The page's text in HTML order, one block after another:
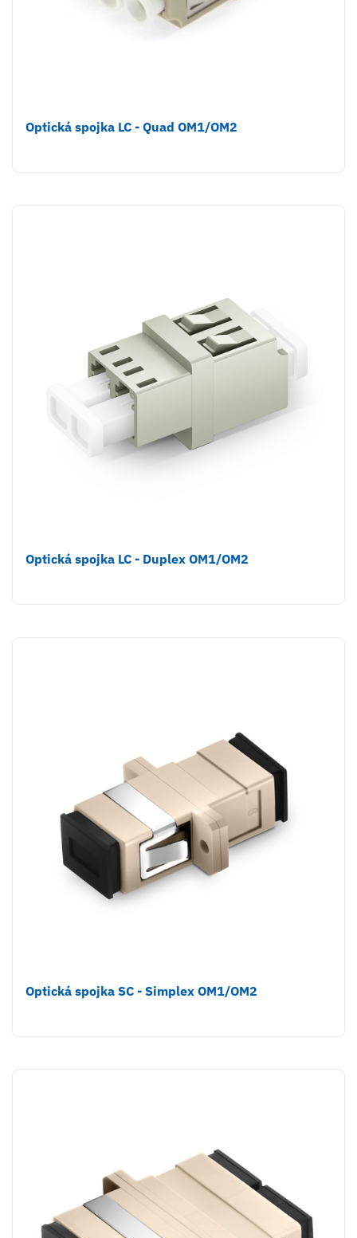
Optická spojka LC - Quad OM1/OM2
Optická spojka LC - Duplex OM1/OM2
Optická spojka SC - Simplex OM1/OM2